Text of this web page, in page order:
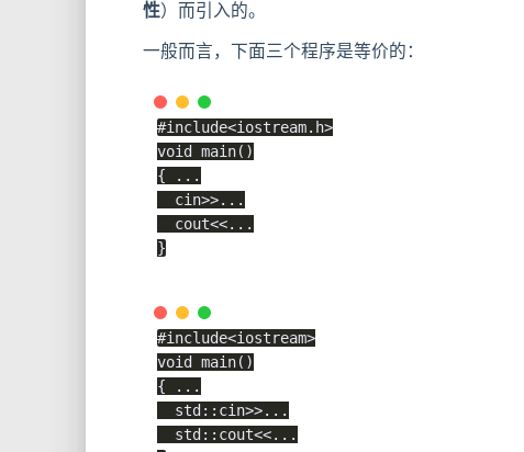
性）而引入的。
一般而言，下面三个程序是等价的：
#include<iostream.h>
void
main( )
{
. . .
  cin
>>. . .
  cout
<<. . .
}
#include<iostream>
void
main( )
{
. . .
  std
:: cin>>. . .
  std
:: cout<<. . .